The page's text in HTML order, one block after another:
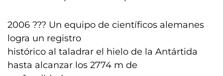
2006 ??? Un equipo de científicos alemanes
logra un registro
histórico al taladrar el hielo de la Antártida
hasta alcanzar los 2774 m de